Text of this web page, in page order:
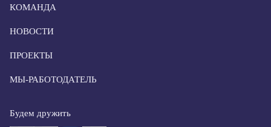
КОМАНДА
НОВОСТИ
ПРОЕКТЫ
МЫ-РАБОТОДАТЕЛЬ
Будем дружить